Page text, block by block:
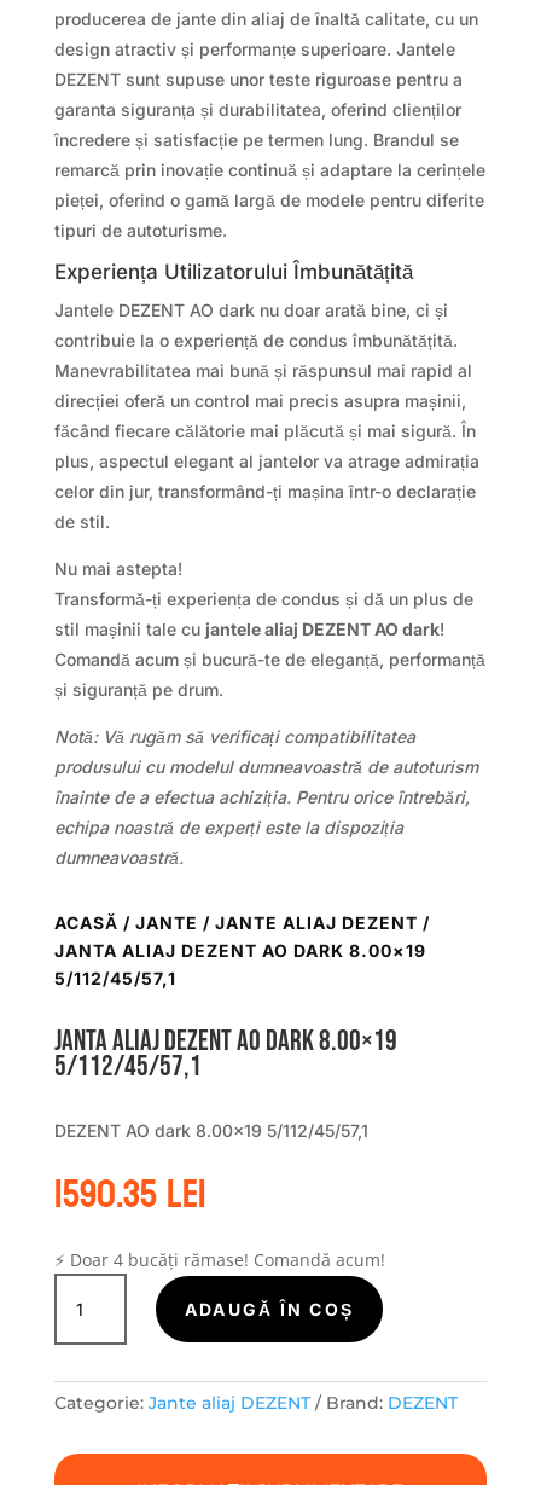
producerea de jante din aliaj de înaltă calitate, cu un
design atractiv și performanțe superioare. Jantele
DEZENT sunt supuse unor teste riguroase pentru a
garanta siguranța și durabilitatea, oferind clienților
încredere și satisfacție pe termen lung. Brandul se
remarcă prin inovație continuă și adaptare la cerințele
pieței, oferind o gamă largă de modele pentru diferite
tipuri de autoturisme.
Experiența Utilizatorului Îmbunătățită
Jantele DEZENT AO dark nu doar arată bine, ci și
contribuie la o experiență de condus îmbunătățită.
Manevrabilitatea mai bună și răspunsul mai rapid al
direcției oferă un control mai precis asupra mașinii,
făcând fiecare călătorie mai plăcută și mai sigură. În
plus, aspectul elegant al jantelor va atrage admirația
celor din jur, transformând-ți mașina într-o declarație
de stil.
Nu mai astepta!
Transformă-ți experiența de condus și dă un plus de
stil mașinii tale cu jantele aliaj DEZENT AO dark!
Comandă acum și bucură-te de eleganță, performanță
și siguranță pe drum.
Notă: Vă rugăm să verificați compatibilitatea
produsului cu modelul dumneavoastră de autoturism
înainte de a efectua achiziția. Pentru orice întrebări,
echipa noastră de experți este la dispoziția
dumneavoastră.
ACASĂ / JANTE / JANTE ALIAJ DEZENT /
JANTA ALIAJ DEZENT AO DARK 8.00×19
5/112/45/57,1
Janta aliaj DEZENT AO dark 8.00×19
5/112/45/57,1
DEZENT AO dark 8.00×19 5/112/45/57,1
1590.35lei
⚡ Doar 4 bucăți rămase! Comandă acum!
Cantitate
Janta
aliaj
AO
8.00x19
ADAUGĂ ÎN COȘ
Categorie: Jante aliaj DEZENT Brand: DEZENT